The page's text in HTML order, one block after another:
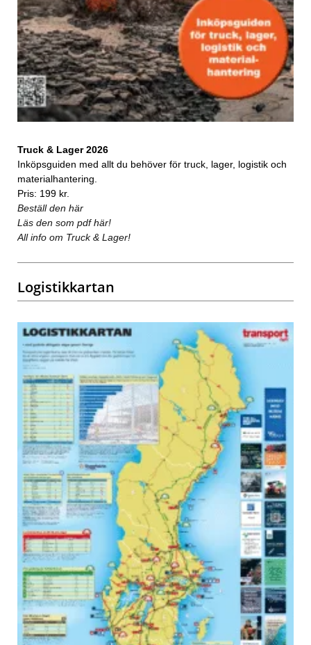
Truck & Lager 2026
Inköpsguiden med allt du behöver för truck, lager, logistik och
materialhantering.
Pris: 199 kr.
Beställ den här
Läs den som pdf här!
All info om Truck & Lager!
Logistikkartan